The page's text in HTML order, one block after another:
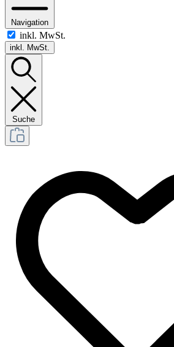
Navigation
inkl. MwSt.
inkl. MwSt.
Suche